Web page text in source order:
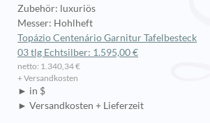
Zubehör: luxuriös
Messer: Hohlheft
Topázio Centenário Garnitur Tafelbesteck
03 tlg Echtsilber: 1.595,00 €
netto: 1.340,34 €
+ Versandkosten
► in $
► Versandkosten + Lieferzeit